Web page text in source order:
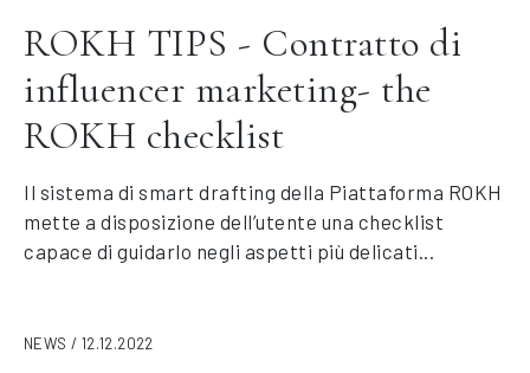
ROKH TIPS - Contratto di
influencer marketing- the
ROKH checklist
Il sistema di smart drafting della Piattaforma ROKH
mette a disposizione dell’utente una checklist
capace di guidarlo negli aspetti più delicati...
NEWS / 12.12.2022